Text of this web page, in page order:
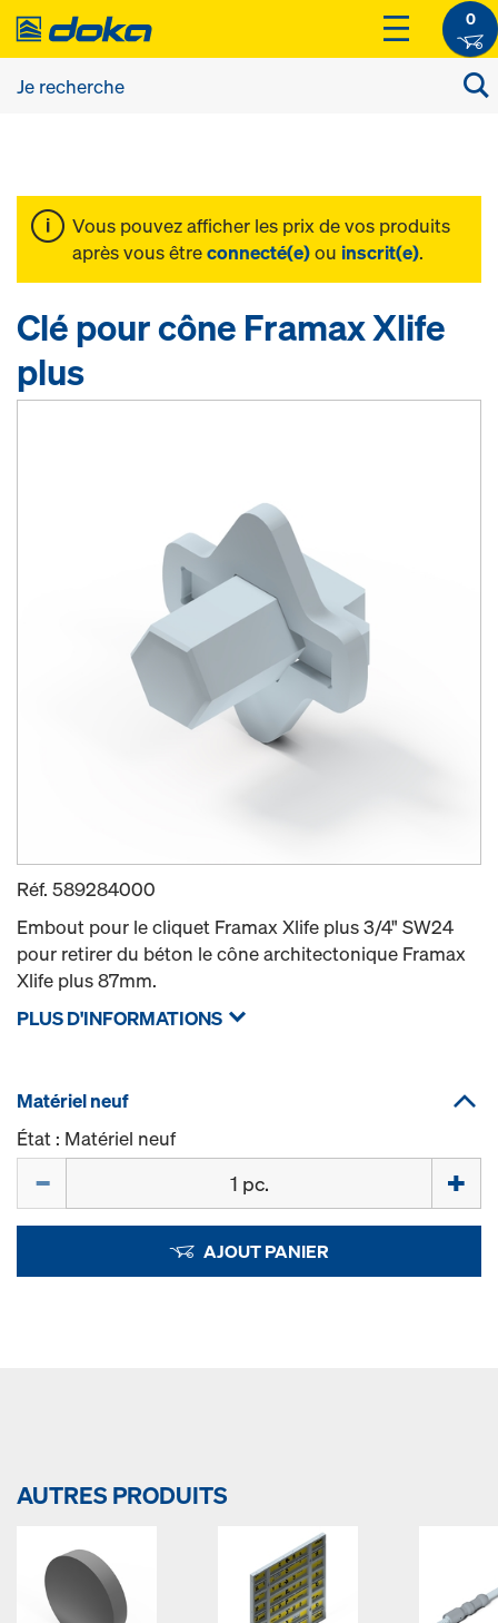
0
Vous pouvez afficher les prix de vos produits
après vous êtreconnecté(e)ou inscrit(e).
Clé pour cône Framax Xlife
plus
Réf. 589284000
Embout pour le cliquet Framax Xlife plus 3/4" SW24
pour retirer du béton le cône architectonique Framax
Xlife plus 87mm.
PLUS D'INFORMATIONS
Matériel neuf
État : Matériel neuf
AJOUT PANIER
AUTRES PRODUITS